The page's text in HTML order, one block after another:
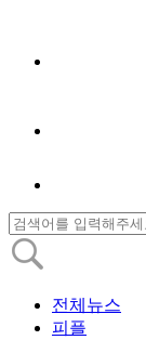
전체뉴스
피플